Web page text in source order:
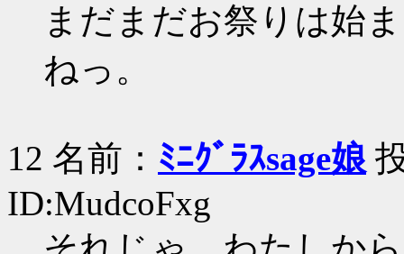
まだまだお祭りは始
ねっ。
12 名前： ﾐﾆｸﾞﾗｽsage娘
ID:MudcoFxg